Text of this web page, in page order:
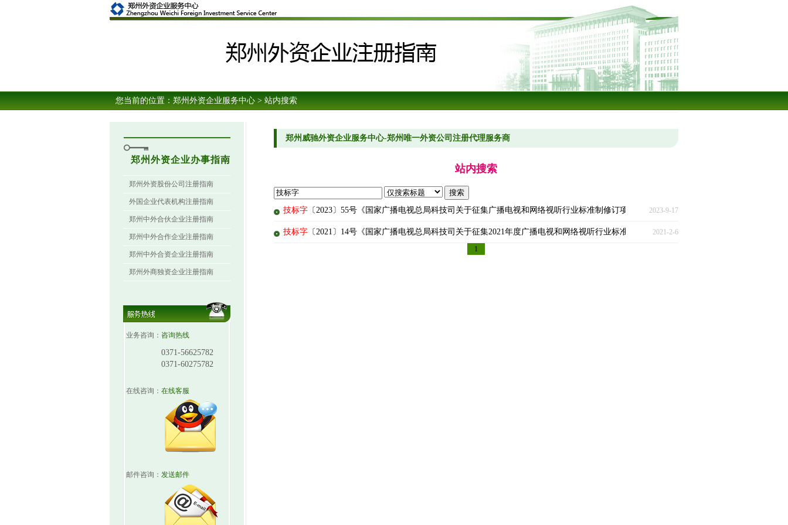
您当前的位置： 郑州外资企业服务中心 > 站内搜索
郑州外资企业办事指南
郑州外资股份公司注册指南
外国企业代表机构注册指南
郑州中外合伙企业注册指南
郑州中外合作企业注册指南
郑州中外合资企业注册指南
郑州外商独资企业注册指南
业务咨询： 咨询热线
0371-56625782
0371-60275782
在线咨询： 在线客服
邮件咨询： 发送邮件
郑州威驰外资企业服务中心-郑州唯一外资公司注册代理服务商
站内搜索
技标字 〔2023〕55号《国家广播电视总局科技司关于征集广播电视和网络视听行业标准制修订项目的函》2023-9-17
技标字 〔2021〕14号《国家广播电视总局科技司关于征集2021年度广播电视和网络视听行业标准制修订项目的通知》
2021-2-6
1